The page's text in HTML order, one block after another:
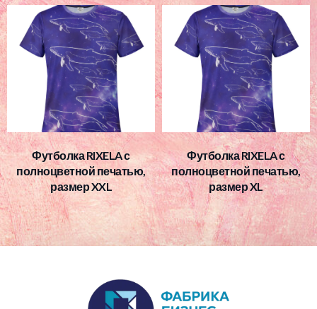
Футболка RIXELA с
полноцветной печатью,
размер XXL
Футболка RIXELA с
полноцветной печатью,
размер XL